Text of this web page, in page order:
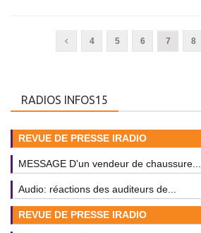
4 5 6 7 8
RADIOS INFOS15
REVUE DE PRESSE IRADIO
MESSAGE D'un vendeur de chaussure...
Audio: réactions des auditeurs de...
REVUE DE PRESSE IRADIO